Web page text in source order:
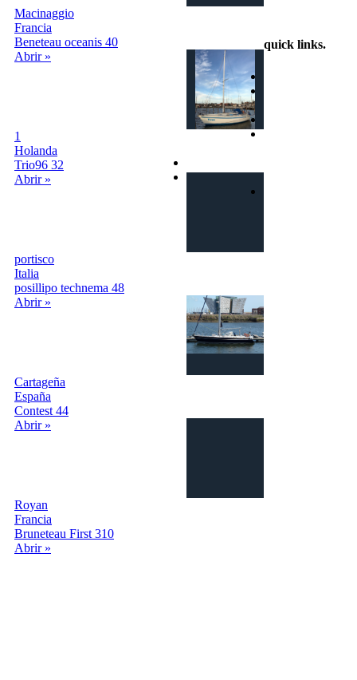
Macinaggio
Francia
Beneteau oceanis 40
Abrir »
1
Holanda
Trio96 32
Abrir »
portisco
Italia
posillipo technema 48
Abrir »
Cartageña
España
Contest 44
Abrir »
Royan
Francia
Bruneteau First 310
Abrir »
quick links.